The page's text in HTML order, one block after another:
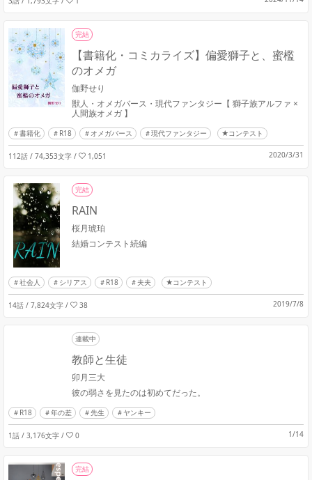
完結
【書籍化・コミカライズ】偏愛獅子と、蜜檻
のオメガ
伽野せり
獣人・オメガバース・現代ファンタジー【 獅子族アルファ ×
人間族オメガ 】
書籍化 R18 オメガバース 現代ファンタジー ★コンテスト
112話 / 74,353文字 / 1,051 2020/3/31
完結
RAIN
桜月琥珀
結婚コンテスト続編
社会人 シリアス R18 夫夫 ★コンテスト
14話 / 7,824文字 / 38 2019/7/8
連載中
教師と生徒
卯月三大
彼の弱さを見たのは初めてだった。
R18 年の差 先生 ヤンキー
1話 / 3,176文字 / 0 1/14
完結